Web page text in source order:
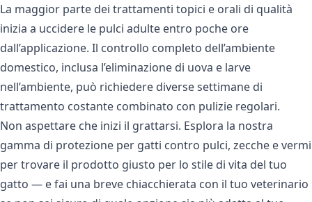
La maggior parte dei trattamenti topici e orali di qualità
inizia a uccidere le pulci adulte entro poche ore
dall’applicazione. Il controllo completo dell’ambiente
domestico, inclusa l’eliminazione di uova e larve
nell’ambiente, può richiedere diverse settimane di
trattamento costante combinato con pulizie regolari.
Non aspettare che inizi il grattarsi. Esplora la nostra
gamma di protezione per gatti contro pulci, zecche e vermi
per trovare il prodotto giusto per lo stile di vita del tuo
gatto — e fai una breve chiacchierata con il tuo veterinario